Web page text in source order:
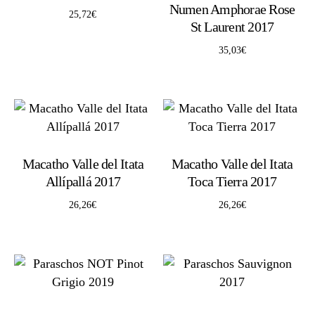
25,72€
Numen Amphorae Rose
St Laurent 2017
35,03€
Macatho Valle del Itata
Allípallá 2017
26,26€
Macatho Valle del Itata
Toca Tierra 2017
26,26€